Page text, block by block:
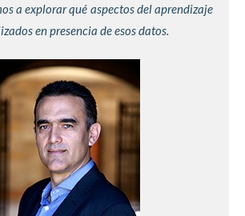
a explorar qué aspectos del aprendizaje
en presencia de esos datos.